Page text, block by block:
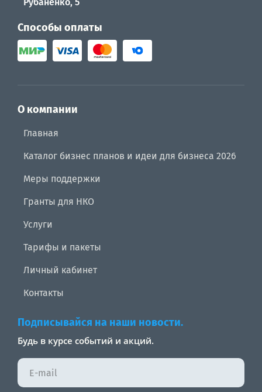
Способы оплаты
О компании
Главная
Каталог бизнес планов и идеи для бизнеса 2026
Меры поддержки
Гранты для НКО
Услуги
Тарифы и пакеты
Личный кабинет
Контакты
Подписывайся на наши новости.
Будь в курсе событий и акций.